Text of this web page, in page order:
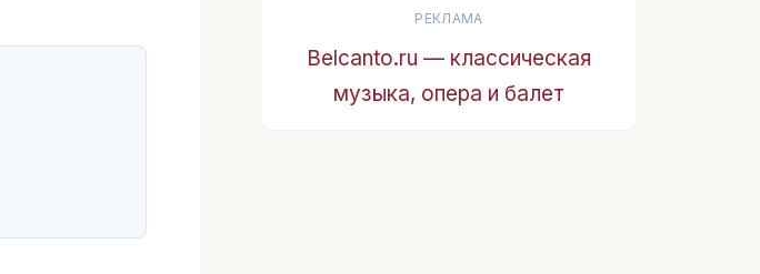
РЕКЛАМА
Belcanto.ru — классическая
музыка, опера и балет